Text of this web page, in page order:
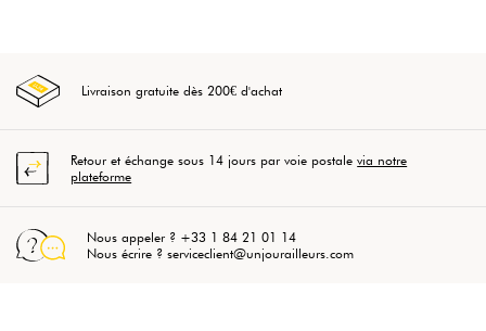
Livraison gratuite dès 200€ d'achat
Retour et échange sous 14 jours par voie postalevia notre
plateforme
Nous appeler ? +33 1 84 21 01 14
Nous écrire ? serviceclient@unjourailleurs.com